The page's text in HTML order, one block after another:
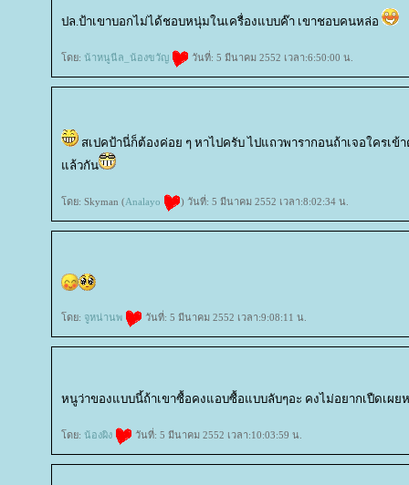
ปล.ป้าเขาบอกไม่ได้ชอบหนุ่มในเครื่องแบบค๊า เขาชอบคนหล่อ
ดย: น้าหนูนีล_น้องขวัญ วันที่: 5 มีนาคม 2552 เวลา:6:50:00 น.
สเปคป้านี่ก็ต้องค่อย ๆ หาไปครับ ไปแถวพารากอนถ้าเจอใครเ
ล้วกัน
ดย: Skyman (Analayo ) วันที่: 5 มีนาคม 2552 เวลา:8:02:34 น.
ดย: จูหน่านพ วันที่: 5 มีนาคม 2552 เวลา:9:08:11 น.
หนูว่าของแบบนี้ถ้าเขาซื้อคงแอบซื้อแบบลับๆอะ คงไม่อยากเปืดเผย
ดย: น้องผิง วันที่: 5 มีนาคม 2552 เวลา:10:03:59 น.